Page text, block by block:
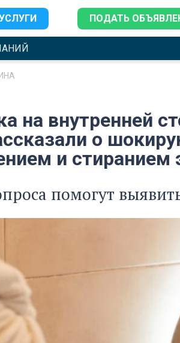
ПОДАТЬ
на внутренней
о
и стиранием
помогут